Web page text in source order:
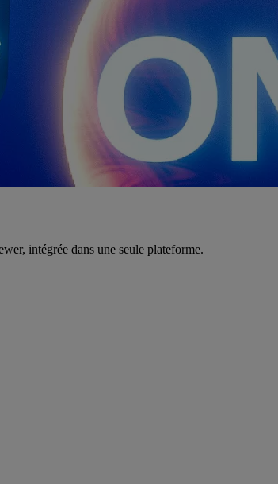
intégrée dans une seule plateforme.